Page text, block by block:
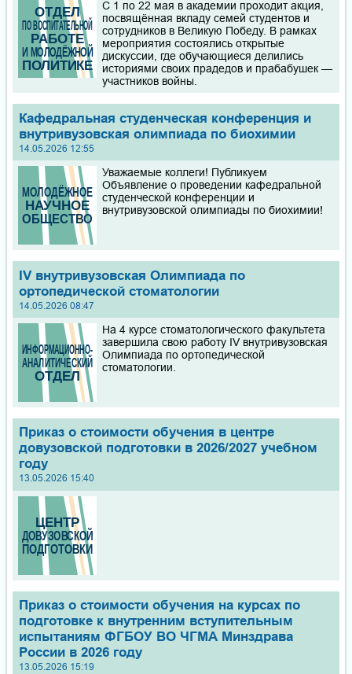
С 1 по 22 мая в академии проходит акция,
посвящённая вкладу семей студентов и
сотрудников в Великую Победу. В рамках
мероприятия состоялись открытые
дискуссии, где обучающиеся делились
историями своих прадедов и прабабушек —
участников войны.
Кафедральная студенческая конференция и
внутривузовская олимпиада по биохимии
14.05.2026 12:55
Уважаемые коллеги! Публикуем
Объявление о проведении кафедральной
студенческой конференции и
внутривузовской олимпиады по биохимии!
IV внутривузовская Олимпиада по
ортопедической стоматологии
14.05.2026 08:47
На 4 курсе стоматологического факультета
завершила свою работу IV внутривузовская
Олимпиада по ортопедической
стоматологии.
Приказ о стоимости обучения в центре
довузовской подготовки в 2026/2027 учебном
году
13.05.2026 15:40
Приказ о стоимости обучения на курсах по
подготовке к внутренним вступительным
испытаниям ФГБОУ ВО ЧГМА Минздрава
России в 2026 году
13.05.2026 15:19